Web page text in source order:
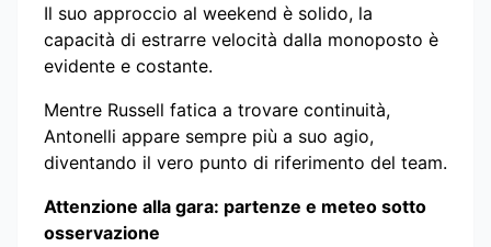
Il suo approccio al weekend è solido, la
capacità di estrarre velocità dalla monoposto è
evidente e costante.
Mentre Russell fatica a trovare continuità,
Antonelli appare sempre più a suo agio,
diventando il vero punto di riferimento del team.
Attenzione alla gara: partenze e meteo sotto
osservazione